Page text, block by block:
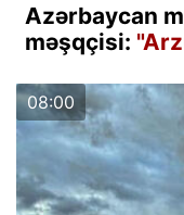
Azərbaycan
məşqçisi:
08:00